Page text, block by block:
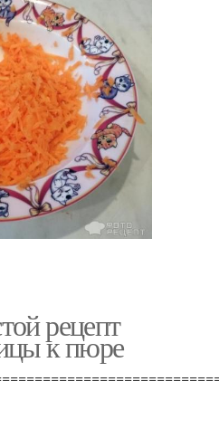
рецепт
к пюре